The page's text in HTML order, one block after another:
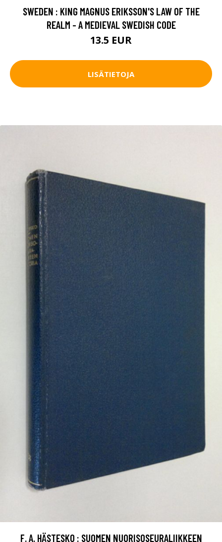
SWEDEN : KING MAGNUS ERIKSSON'S LAW OF THE
REALM - A MEDIEVAL SWEDISH CODE
13.5 EUR
LISÄTIETOJA
F. A. HÄSTESKO : SUOMEN NUORISOSEURALIIKKEEN